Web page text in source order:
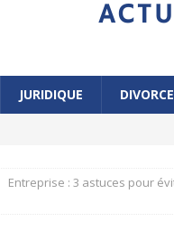
JURIDIQUE DIVORCE
Entreprise : 3 astuces pour